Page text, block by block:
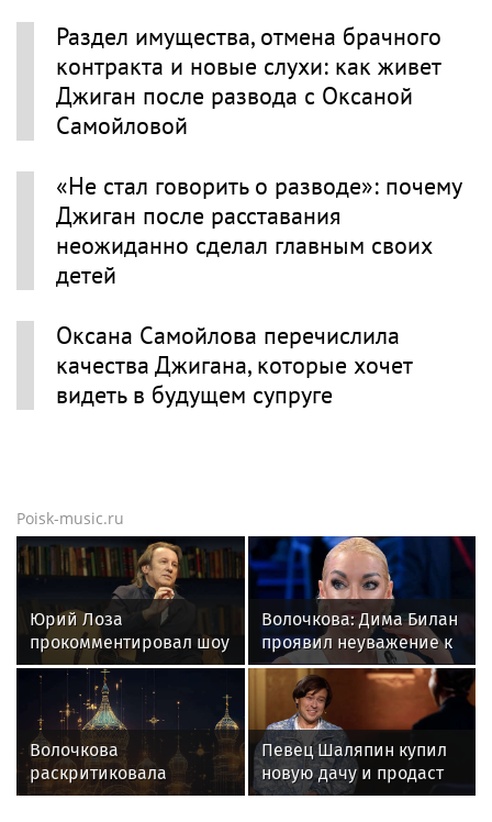
Раздел имущества, отмена брачного
контракта и новые слухи: как живет
Джиган после развода с Оксаной
Самойловой
«Не стал говорить о разводе»: почему
Джиган после расставания
неожиданно сделал главным своих
детей
Оксана Самойлова перечислила
качества Джигана, которые хочет
видеть в будущем супруге
Poisk-music.ru
Юрий Лоза
прокомментировал шоу
Димы Билана словами
«понты дороже денег»
Волочкова: Дима Билан
проявил неуважение к
зрителям на своем
концерте в Москве
Волочкова
раскритиковала
концерт Билана в
Певец Шаляпин купил
новую дачу и продаст
старую